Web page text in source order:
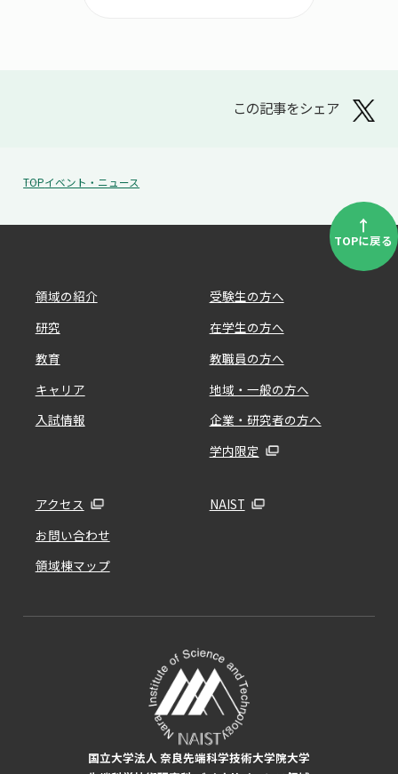
この記事をシェア
TOPイベント・ニュース
↑
TOPに戻る
領域の紹介
研究
教育
キャリア
入試情報
受験生の方へ
在学生の方へ
教職員の方へ
地域・一般の方へ
企業・研究者の方へ
学内限定
アクセス
お問い合わせ
領域棟マップ
NAIST
国立大学法人 奈良先端科学技術大学院大学